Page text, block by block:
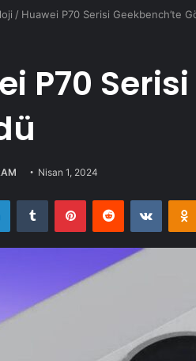
/ Huawei P70 Serisi Geekbench’te
P70
Nisan 1, 2024
LinkedInTumblr PinterestReddit